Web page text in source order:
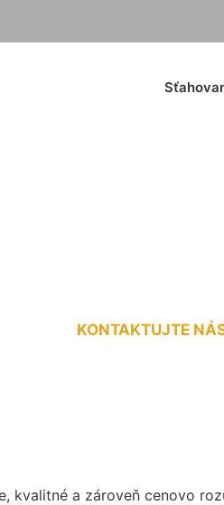
KONTAKTUJTE
kvalitné a zároveň cenovo